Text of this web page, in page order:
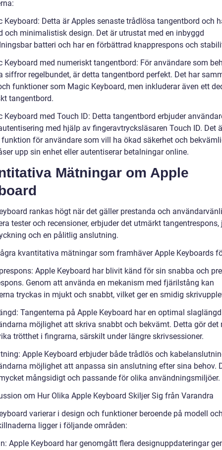
Keyboard: Detta är Apples senaste trådlösa tangentbord och
och minimalistisk design. Det är utrustat med en inbyggd
batteri och har en förbättrad knapprespons och
Keyboard med numeriskt tangentbord: För användare som
siffror regelbundet, är detta tangentbord perfekt. Det har
funktioner som Magic Keyboard, men inkluderar även ett
tangentbord.
Keyboard med Touch ID: Detta tangentbord erbjuder
med hjälp av fingeravtrycksläsaren Touch ID. Det
för användare som vill ha ökad säkerhet och
upp sin enhet eller autentiserar betalningar online.
Mätningar om Apple
rankas högt när det gäller prestanda och
tester och recensioner, erbjuder det utmärkt tangentrespons,
och en pålitlig anslutning.
kvantitativa mätningar som framhäver Apple Keyboards
Apple Keyboard har blivit känd för sin snabba och
Genom att använda en mekanism med fjärilstång kan
tryckas in mjukt och snabbt, vilket ger en smidig
Tangenterna på Apple Keyboard har en optimal
möjlighet att skriva snabbt och bekvämt. Detta gör det
trötthet i fingrarna, särskilt under längre skrivsessioner.
Apple Keyboard erbjuder både trådlös och
möjlighet att anpassa sin anslutning efter sina behov.
mångsidigt och passande för olika användningsmiljöer.
om Hur Olika Apple Keyboard Skiljer Sig från Varandra
varierar i design och funktioner beroende på modell
ligger i följande områden:
Apple Keyboard har genomgått flera designuppdateringar